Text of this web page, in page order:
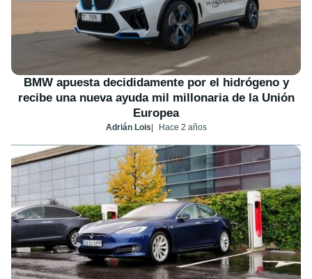
BMW apuesta decididamente por el hidrógeno y
recibe una nueva ayuda mil millonaria de la Unión
Europea
Adrián Lois Hace 2 años